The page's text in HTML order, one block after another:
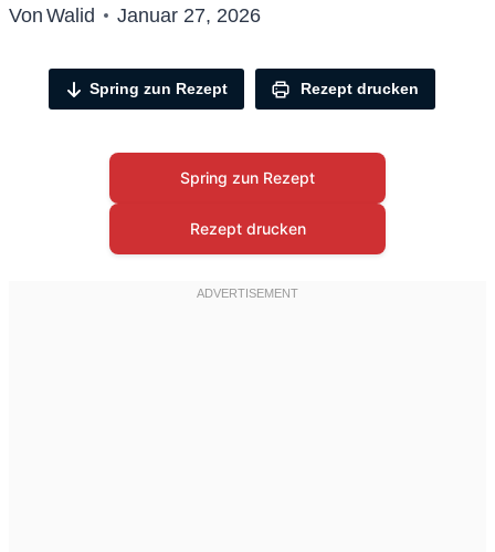
Von Walid Januar 27, 2026
Spring zun Rezept Rezept drucken
Spring zun Rezept
Rezept drucken